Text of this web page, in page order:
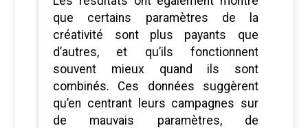
que certains paramètres de la
créativité sont plus payants que
d’autres, et qu’ils fonctionnent
souvent mieux quand ils sont
combinés. Ces données suggèrent
qu’en centrant leurs campagnes sur
de mauvais paramètres, de